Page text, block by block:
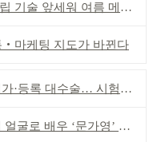
세워 여름 메이크업 시장 공략
‧마케팅 지도가 바뀐다
대수술… 시험자료 공용 허용
로 배우 ‘문가영’ 발탁